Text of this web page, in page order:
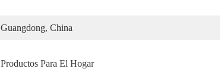
Guangdong, China
Productos Para El Hogar